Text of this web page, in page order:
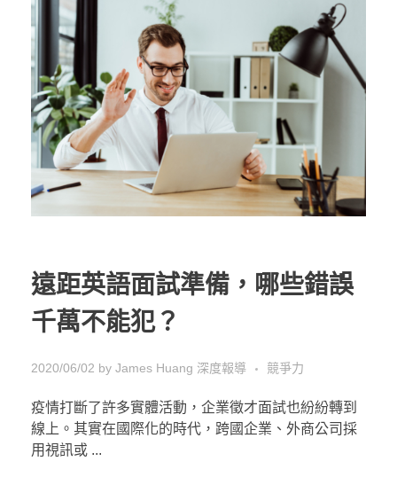
遠距英語面試準備，哪些錯誤
千萬不能犯？
2020/06/02 by James Huang 深度報導 競爭力
疫情打斷了許多實體活動，企業徵才面試也紛紛轉到
線上。其實在國際化的時代，跨國企業、外商公司採
用視訊或 ...